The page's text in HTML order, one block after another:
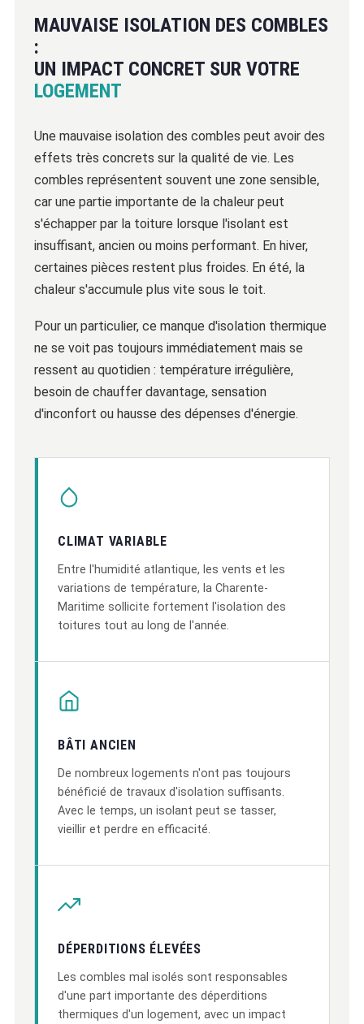
MAUVAISE ISOLATION DES COMBLES
:
UN IMPACT CONCRET SUR VOTRE
LOGEMENT
Une mauvaise isolation des combles peut avoir des
effets très concrets sur la qualité de vie. Les
combles représentent souvent une zone sensible,
car une partie importante de la chaleur peut
s'échapper par la toiture lorsque l'isolant est
insuffisant, ancien ou moins performant. En hiver,
certaines pièces restent plus froides. En été, la
chaleur s'accumule plus vite sous le toit.
Pour un particulier, ce manque d'isolation thermique
ne se voit pas toujours immédiatement mais se
ressent au quotidien : température irrégulière,
besoin de chauffer davantage, sensation
d'inconfort ou hausse des dépenses d'énergie.
CLIMAT VARIABLE
Entre l'humidité atlantique, les vents et les
variations de température, la Charente-
Maritime sollicite fortement l'isolation des
toitures tout au long de l'année.
BÂTI ANCIEN
De nombreux logements n'ont pas toujours
bénéficié de travaux d'isolation suffisants.
Avec le temps, un isolant peut se tasser,
vieillir et perdre en efficacité.
DÉPERDITIONS ÉLEVÉES
Les combles mal isolés sont responsables
d'une part importante des déperditions
thermiques d'un logement, avec un impact